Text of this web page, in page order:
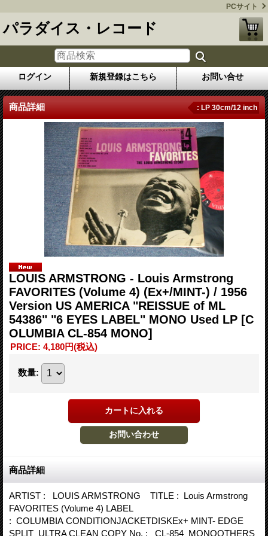
PCサイト
パラダイス・レコード
ログイン 新規登録はこちら お問い合せ
商品詳細 : LP 30cm/12 inch
LOUIS ARMSTRONG - Louis Armstrong
FAVORITES (Volume 4) (Ex+/MINT-) / 1956
Version US AMERICA "REISSUE of ML
54386" "6 EYES LABEL" MONO Used LP [C
OLUMBIA CL-854 MONO]
PRICE: 4,180円(税込)
数量:
商品詳細
ARTIST : LOUIS ARMSTRONG TITLE : Louis Armstrong
FAVORITES (Volume 4) LABEL
: COLUMBIA CONDITIONJACKETDISKEx+ MINT- EDGE
SPLIT ULTRA CLEAN COPY No. : CL-854 MONOOTHERS